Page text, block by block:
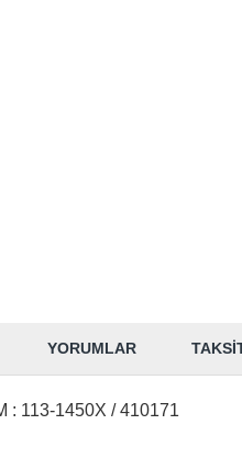
YORUMLAR
: 113-1450X / 410171